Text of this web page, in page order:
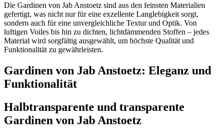
Die Gardinen von Jab Anstoetz sind aus den feinsten Materialien
gefertigt, was nicht nur für eine exzellente Langlebigkeit sorgt,
sondern auch für eine unvergleichliche Textur und Optik. Von
luftigen Voiles bis hin zu dichten, lichtdämmenden Stoffen – jedes
Material wird sorgfältig ausgewählt, um höchste Qualität und
Funktionalität zu gewährleisten.
Gardinen von Jab Anstoetz: Eleganz und
Funktionalität
Halbtransparente und transparente
Gardinen von Jab Anstoetz